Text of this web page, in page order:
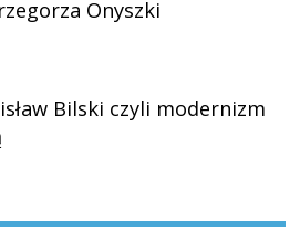
Onyszki
Bilski czyli modernizm